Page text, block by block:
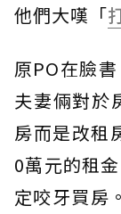
他們大嘆「
原PO在臉書
夫妻倆對於
房而是改租
0萬元的租
定咬牙買房